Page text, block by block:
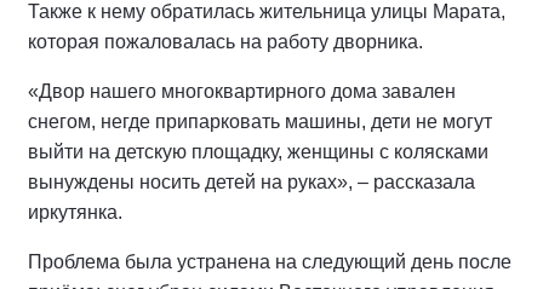
Также к нему обратилась жительница улицы Марата,
которая пожаловалась на работу дворника.
«Двор нашего многоквартирного дома завален
снегом, негде припарковать машины, дети не могут
выйти на детскую площадку, женщины с колясками
вынуждены носить детей на руках», – рассказала
иркутянка.
Проблема была устранена на следующий день после